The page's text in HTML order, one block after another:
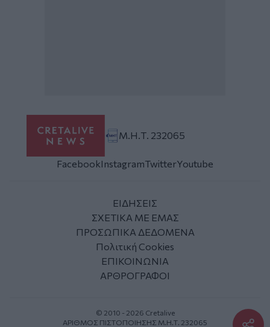
Μ.Η.Τ. 232065
FacebookInstagramTwitterYoutube
ΕΙΔΗΣΕΙΣ
ΣΧΕΤΙΚΑ ΜΕ ΕΜΑΣ
ΠΡΟΣΩΠΙΚΑ ΔΕΔΟΜΕΝΑ
Πολιτική Cookies
ΕΠΙΚΟΙΝΩΝΙΑ
ΑΡΘΡΟΓΡΑΦΟΙ
© 2010 - 2026 Cretalive
ΑΡΙΘΜΟΣ ΠΙΣΤΟΠΟΙΗΣΗΣ Μ.Η.Τ. 232065